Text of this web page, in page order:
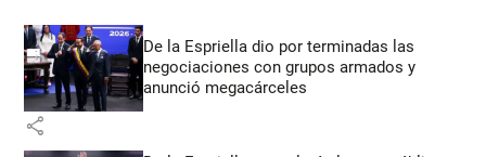
De la Espriella dio por terminadas las
negociaciones con grupos armados y
anunció megacárceles
share